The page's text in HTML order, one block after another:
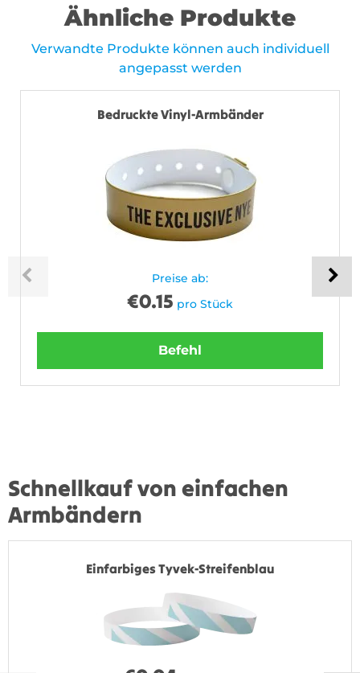
Ähnliche Produkte
Verwandte Produkte können auch individuell
angepasst werden
Bedruckte Vinyl-Armbänder
Preise ab:
€0.15 pro Stück
Befehl
Schnellkauf von einfachen
Armbändern
Einfarbiges Tyvek-Streifenblau